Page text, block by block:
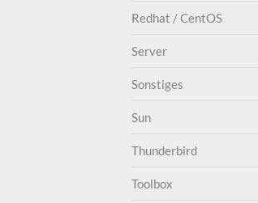
Redhat / CentOS
Server
Sonstiges
Sun
Thunderbird
Toolbox